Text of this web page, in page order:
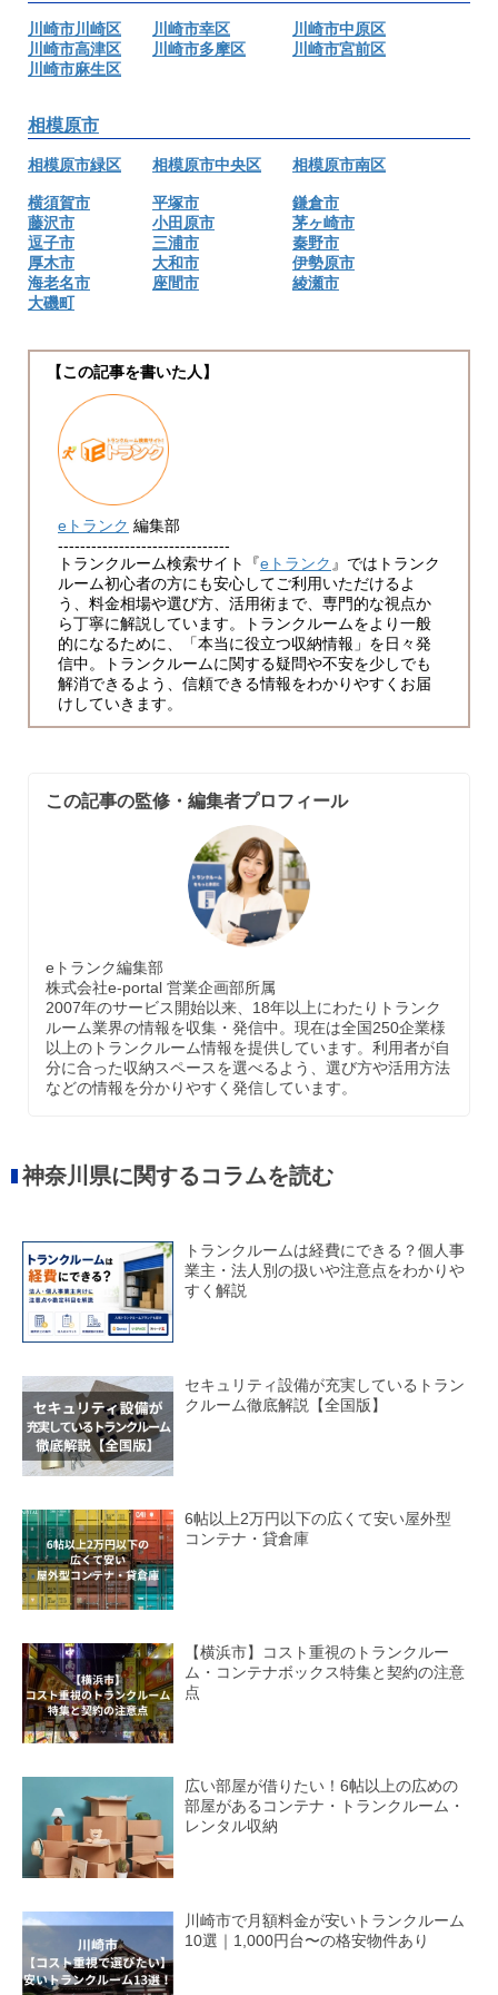
川崎市川崎区 川崎市幸区
川崎市中原区
川崎市高津区
川崎市多摩区
川崎市宮前区
川崎市麻生区
相模原市
相模原市緑区 相模原市中央区 相模原市南区
横須賀市 平塚市
鎌倉市
藤沢市
小田原市
茅ヶ崎市
逗子市
三浦市
秦野市
厚木市
大和市
伊勢原市
海老名市
座間市
綾瀬市
大磯町
【この記事を書いた人】
eトランク 編集部
-------------------------------
トランクルーム検索サイト『eトランク』ではトランク
ルーム初心者の方にも安心してご利用いただけるよ
う、料金相場や選び方、活用術まで、専門的な視点か
ら丁寧に解説しています。トランクルームをより一般
的になるために、「本当に役立つ収納情報」を日々発
信中。トランクルームに関する疑問や不安を少しでも
解消できるよう、信頼できる情報をわかりやすくお届
けしていきます。
この記事の監修・編集者プロフィール
eトランク編集部
株式会社e-portal 営業企画部所属
2007年のサービス開始以来、18年以上にわたりトランク
ルーム業界の情報を収集・発信中。現在は全国250企業様
以上のトランクルーム情報を提供しています。利用者が自
分に合った収納スペースを選べるよう、選び方や活用方法
などの情報を分かりやすく発信しています。
神奈川県に関するコラムを読む
トランクルームは経費にできる？個人事
業主・法人別の扱いや注意点をわかりや
すく解説
セキュリティ設備が充実しているトラン
クルーム徹底解説【全国版】
6帖以上2万円以下の広くて安い屋外型
コンテナ・貸倉庫
【横浜市】コスト重視のトランクルー
ム・コンテナボックス特集と契約の注意
点
広い部屋が借りたい！6帖以上の広めの
部屋があるコンテナ・トランクルーム・
レンタル収納
川崎市で月額料金が安いトランクルーム
10選｜1,000円台〜の格安物件あり